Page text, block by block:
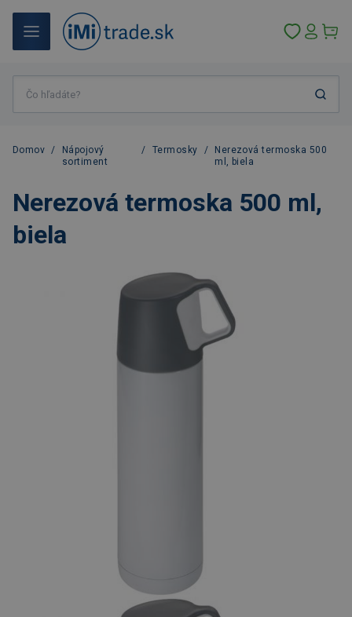
Domov /
Nápojový
sortiment
/ Termosky /
Nerezová termoska 500
ml, biela
Nerezová termoska 500 ml,
biela